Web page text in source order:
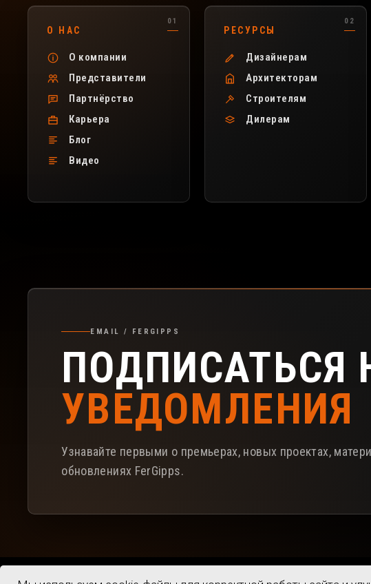
Полезные разделы сайта FerGipps
О НАС
О компании
Представители
Партнёрство
Карьера
Блог
Видео
РЕСУРСЫ
Дизайнерам
Архитекторам
Строителям
Дилерам
Подписка на рассылку FerGipps
EMAIL / FERGIPPS
ПОДПИСАТЬСЯ
УВЕДОМЛЕНИЯ
Узнавайте первыми о премьерах, новых проектах,
обновлениях FerGipps.